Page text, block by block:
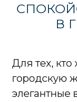
В
Для тех, кто
городскую
элегантные